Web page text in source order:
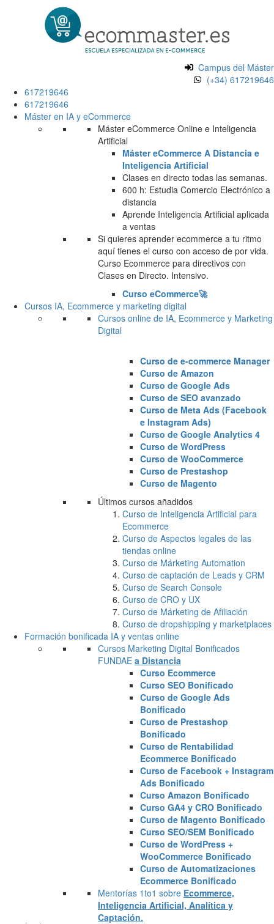
Campus del Máster
(+34) 617219646
617219646
617219646
Máster en IA y eCommerce
Máster eCommerce Online e Inteligencia
Artificial
Máster eCommerce A Distancia e
Inteligencia Artificial
Clases en directo todas las semanas.
600 h: Estudia Comercio Electrónico a
distancia
Aprende Inteligencia Artificial aplicada
a ventas
Si quieres aprender ecommerce a tu ritmo
aquí tienes el curso con acceso de por vida.
Curso Ecommerce para directivos con
Clases en Directo. Intensivo.
Curso eCommerce🚀
Cursos IA, Ecommerce y marketing digital
Cursos online de IA, Ecommerce y Marketing
Digital
Curso de e-commerce Manager
Curso de Amazon
Curso de Google Ads
Curso de SEO avanzado
Curso de Meta Ads (Facebook
e Instagram Ads)
Curso de Google Analytics 4
Curso de WordPress
Curso de WooCommerce
Curso de Prestashop
Curso de Magento
Últimos cursos añadidos
Curso de Inteligencia Artificial para
Ecommerce
Curso de Aspectos legales de las
tiendas online
Curso de Márketing Automation
Curso de captación de Leads y CRM
Curso de Search Console
Curso de CRO y UX
Curso de Márketing de Afiliación
Curso de dropshipping y marketplaces
Formación bonificada IA y ventas online
Cursos Marketing Digital Bonificados
FUNDAE a Distancia
Curso Ecommerce
Curso SEO Bonificado
Curso de Google Ads
Bonificado
Curso de Prestashop
Bonificado
Curso de Rentabilidad
Ecommerce Bonificado
Curso de Facebook + Instagram
Ads Bonificado
Curso Amazon Bonificado
Curso GA4 y CRO Bonificado
Curso de Magento Bonificado
Curso SEO/SEM Bonificado
Curso de WordPress +
WooCommerce Bonificado
Curso de Automatizaciones
Ecommerce Bonificado
Mentorías 1to1 sobre Ecommerce,
Inteligencia Artificial, Analítica y
Captación.